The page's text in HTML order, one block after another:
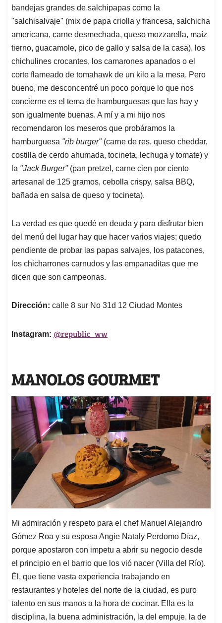
bandejas grandes de salchipapas como la
"salchisalvaje" (mix de papa criolla y francesa, salchicha
americana, carne desmechada, queso mozzarella, maíz
tierno, guacamole, pico de gallo y salsa de la casa), los
chichulines crocantes, los camarones apanados o el
corte flameado de tomahawk de un kilo a la mesa. Pero
bueno, me desconcentré un poco porque lo que nos
concierne es el tema de hamburguesas que las hay y
son igualmente buenas. A mí y a mi hijo nos
recomendaron los meseros que probáramos la
hamburguesa "rib burger" (carne de res, queso cheddar,
costilla de cerdo ahumada, tocineta, lechuga y tomate) y
la "Jack Burger" (pan pretzel, carne cien por ciento
artesanal de 125 gramos, cebolla crispy, salsa BBQ,
bañada en salsa de queso y tocineta).
La verdad es que quedé en deuda y para disfrutar bien
del menú del lugar hay que hacer varios viajes; quedo
pendiente de probar las papas salvajes, los patacones,
los chicharrones carnudos y las empanaditas que me
dicen que son campeonas.
Dirección: calle 8 sur No 31d 12 Ciudad Montes
Instagram: @republic_ww
MANOLOS GOURMET
Mi admiración y respeto para el chef Manuel Alejandro
Gómez Roa y su esposa Angie Nataly Perdomo Díaz,
porque apostaron con impetu a abrir su negocio desde
el principio en el barrio que los vió nacer (Villa del Río).
Él, que tiene vasta experiencia trabajando en
restaurantes y hoteles del norte de la ciudad, es puro
talento en sus manos a la hora de cocinar. Ella es la
disciplina, la buena administración, la del empuje, la de